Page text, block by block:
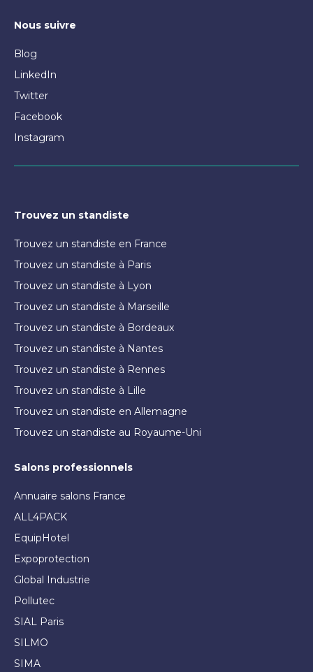
Nous suivre
Blog
LinkedIn
Twitter
Facebook
Instagram
Trouvez un standiste
Trouvez un standiste en France
Trouvez un standiste à Paris
Trouvez un standiste à Lyon
Trouvez un standiste à Marseille
Trouvez un standiste à Bordeaux
Trouvez un standiste à Nantes
Trouvez un standiste à Rennes
Trouvez un standiste à Lille
Trouvez un standiste en Allemagne
Trouvez un standiste au Royaume-Uni
Salons professionnels
Annuaire salons France
ALL4PACK
EquipHotel
Expoprotection
Global Industrie
Pollutec
SIAL Paris
SILMO
SIMA